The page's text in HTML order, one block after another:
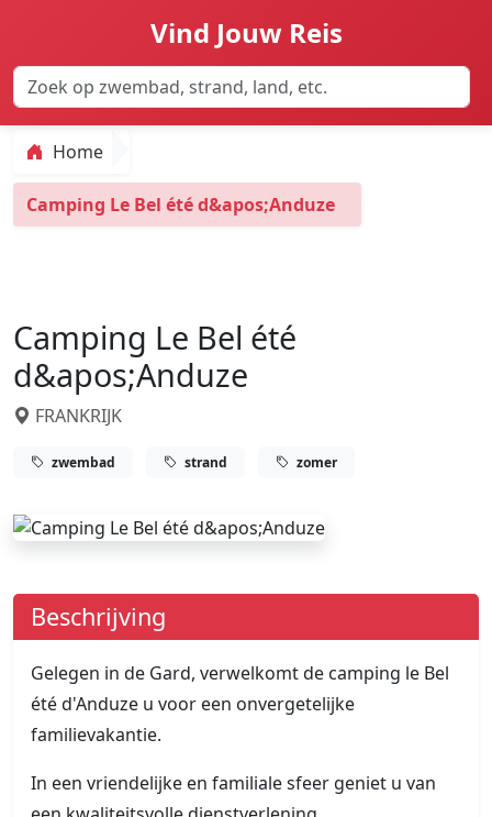
Vind Jouw Reis
Home
Camping Le Bel été d&apos;Anduze
Camping Le Bel été
d&apos;Anduze
FRANKRIJK
zwembad strand zomer
Beschrijving
Gelegen in de Gard, verwelkomt de camping le Bel
été d'Anduze u voor een onvergetelijke
familievakantie.
In een vriendelijke en familiale sfeer geniet u van